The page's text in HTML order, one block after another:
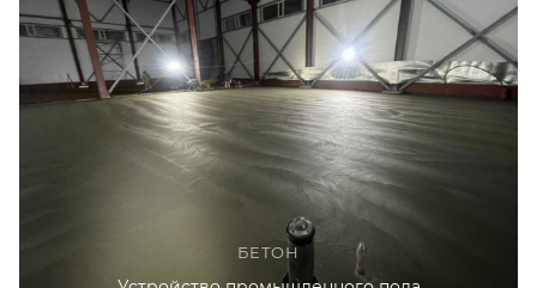
БЕТОН